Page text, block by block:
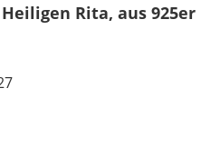
Rita, aus 925er